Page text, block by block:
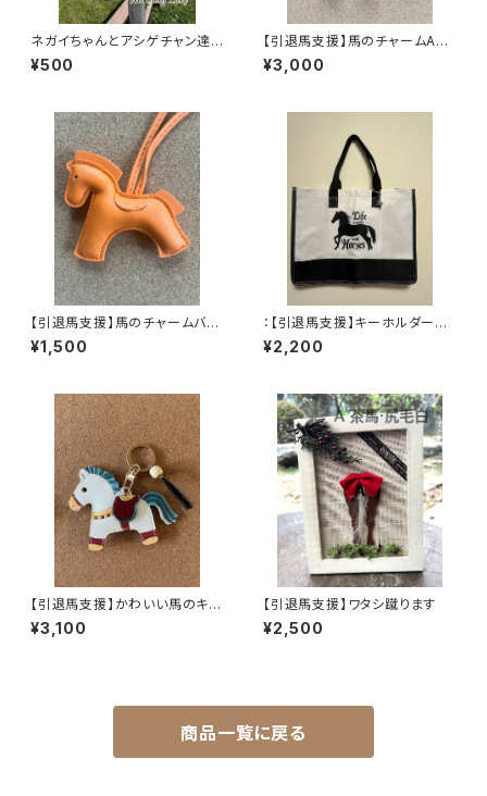
ネガイちゃんとアシゲチャン達
のフォトブック
¥500
【引退馬支援】馬のチャームA
(フェイクレザー)
¥3,000
【引退馬支援】馬のチャームバッ
グチャーム(フェイクレザー)
¥1,500
：【引退馬支援】キーホルダー付
きショッピングバッグ
¥2,200
【引退馬支援】かわいい馬のキー
ホルダー
¥3,100
【引退馬支援】ワタシ蹴ります
¥2,500
商品一覧に戻る